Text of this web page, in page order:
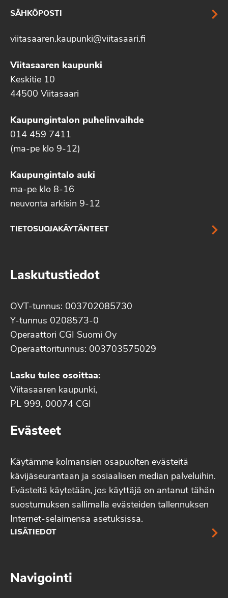
SÄHKÖPOSTI
viitasaaren.kaupunki@viitasaari.fi
Viitasaaren kaupunki
Keskitie 10
44500 Viitasaari
Kaupungintalon puhelinvaihde
014 459 7411
(ma-pe klo 9-12)
Kaupungintalo auki
ma-pe klo 8-16
neuvonta arkisin 9-12
TIETOSUOJAKÄYTÄNTEET
Laskutustiedot
OVT-tunnus: 003702085730
Y-tunnus 0208573-0
Operaattori CGI Suomi Oy
Operaattoritunnus: 003703575029
Lasku tulee osoittaa:
Viitasaaren kaupunki,
PL 999, 00074 CGI
Evästeet
Käytämme kolmansien osapuolten evästeitä
kävijäseurantaan ja sosiaalisen median palveluihin.
Evästeitä käytetään, jos käyttäjä on antanut tähän
suostumuksen sallimalla evästeiden tallennuksen
Internet-selaimensa asetuksissa.
LISÄTIEDOT
Navigointi